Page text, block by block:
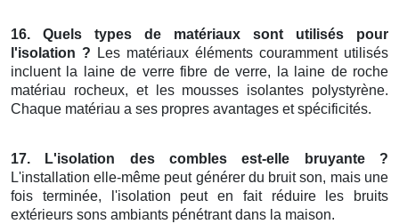
16. Quels types de matériaux sont utilisés pour
l'isolation ? Les matériaux éléments couramment utilisés
incluent la laine de verre fibre de verre, la laine de roche
matériau rocheux, et les mousses isolantes polystyrène.
Chaque matériau a ses propres avantages et spécificités.
17. L'isolation des combles est-elle bruyante ?
L'installation elle-même peut générer du bruit son, mais une
fois terminée, l'isolation peut en fait réduire les bruits
extérieurs sons ambiants pénétrant dans la maison.